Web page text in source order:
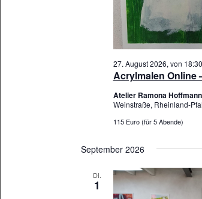
Acrylmalen Online
27. August 2026, von 18:30
Atelier Ramona Hoffmann
Weinstraße, Rheinland-
115 Euro (für 5 Abende)
September 2026
DI.
1